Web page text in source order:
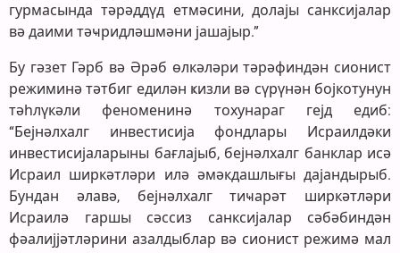
гурмасында тәрәддүд етмәсини, долајы санксијалар
вә даими тәҹридләшмәни јашајыр.”
Бу гәзет Гәрб вә Әрәб өлкәләри тәрәфиндән сионист
режиминә тәтбиг едилән ҝизли вә сүрүнән бојкотунун
тәһлүкәли феноменинә тохунараг гејд едиб:
“Бејнәлхалг инвестисија фондлары Исраилдәки
инвестисијаларыны бағлајыб, бејнәлхалг банклар исә
Исраил ширкәтләри илә әмәкдашлығы дајандырыб.
Бундан әлавә, бејнәлхалг тиҹарәт ширкәтләри
Исраилә гаршы сәссиз санксијалар сәбәбиндән
фәалијјәтләрини азалдыблар вә сионист режимә мал